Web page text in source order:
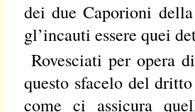
dei due Caporioni
gl’incauti essere quei
Rovesciati per opera
questo sfacelo del
come ci assicura